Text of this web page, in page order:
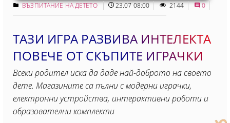
ВЪЗПИТАНИЕ НА ДЕТЕТО 23.07 08:00 2144 0
ТАЗИ ИГРА РАЗВИВА ИНТЕЛЕКТА
ПОВЕЧЕ ОТ СКЪПИТЕ ИГРАЧКИ
Всеки родител иска да даде най-доброто на своето
дете. Магазините са пълни с модерни играчки,
електронни устройства, интерактивни роботи и
образователни комплекти